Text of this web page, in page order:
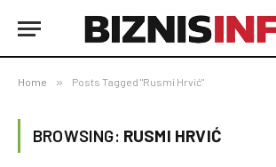
Home » Posts Tagged "Rusmi Hrvić"
BROWSING: RUSMI HRVIĆ